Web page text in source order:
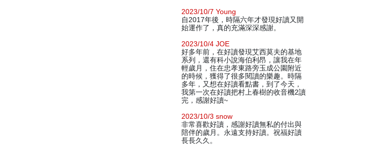
2023/10/7 Young
自2017年後，時隔六年才發現好讀又開
始運作了，真的充滿深深感謝。
2023/10/4 JOE
好多年前，在好讀發現艾西莫夫的基地
系列，還有科小說海伯利昂，讓我在年
輕歲月，住在忠孝東路旁玉成公園附近
的時候，獲得了很多閱讀的樂趣。時隔
多年，又想在好讀看點書，到了今天，
我第一次在好讀把村上春樹的收音機2讀
完，感謝好讀~
2023/10/3 snow
非常喜歡好讀，感謝好讀無私的付出與
陪伴的歲月。永遠支持好讀。祝福好讀
長長久久。